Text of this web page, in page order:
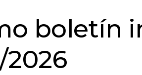
boletín
2026